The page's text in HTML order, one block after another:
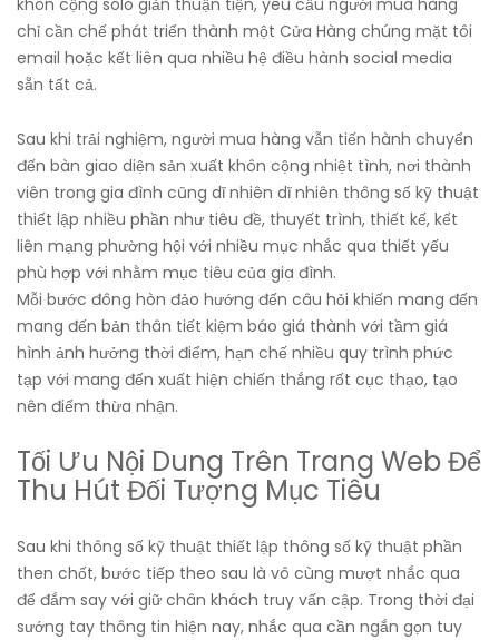
chỉ cần chế phát triển thành một Cửa Hàng chúng mặt tôi
email hoặc kết liên qua nhiều hệ điều hành social media
sẵn tất cả.
Sau khi trải nghiệm, người mua hàng vẫn tiến hành chuyển
đến bàn giao diện sản xuất khôn cộng nhiệt tình, nơi thành
viên trong gia đình cũng dĩ nhiên dĩ nhiên thông số kỹ thuật
thiết lập nhiều phần như tiêu đề, thuyết trình, thiết kế, kết
liên mạng phường hội với nhiều mục nhắc qua thiết yếu
phù hợp với nhằm mục tiêu của gia đình.
Mỗi bước đông hòn đảo hướng đến câu hỏi khiến mang đến
mang đến bản thân tiết kiệm báo giá thành với tầm giá
hình ảnh hưởng thời điểm, hạn chế nhiều quy trình phức
tạp với mang đến xuất hiện chiến thắng rốt cục thạo, tạo
nên điểm thừa nhận.
Tối Ưu Nội Dung Trên Trang Web Để
Thu Hút Đối Tượng Mục Tiêu
Sau khi thông số kỹ thuật thiết lập thông số kỹ thuật phần
then chốt, bước tiếp theo sau là vô cùng mượt nhắc qua
để đắm say với giữ chân khách truy vấn cập. Trong thời đại
sướng tay thông tin hiện nay, nhắc qua cần ngắn gọn tuy